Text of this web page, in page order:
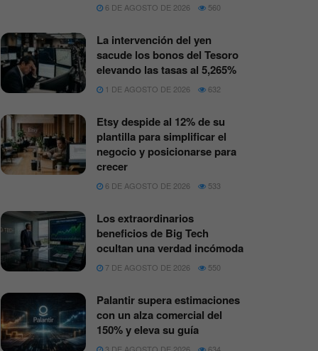
6 DE AGOSTO DE 2026 560
La intervención del yen
sacude los bonos del Tesoro
elevando las tasas al 5,265%
1 DE AGOSTO DE 2026 632
Etsy despide al 12% de su
plantilla para simplificar el
negocio y posicionarse para
crecer
6 DE AGOSTO DE 2026 533
Los extraordinarios
beneficios de Big Tech
ocultan una verdad incómoda
7 DE AGOSTO DE 2026 550
Palantir supera estimaciones
con un alza comercial del
150% y eleva su guía
3 DE AGOSTO DE 2026 634